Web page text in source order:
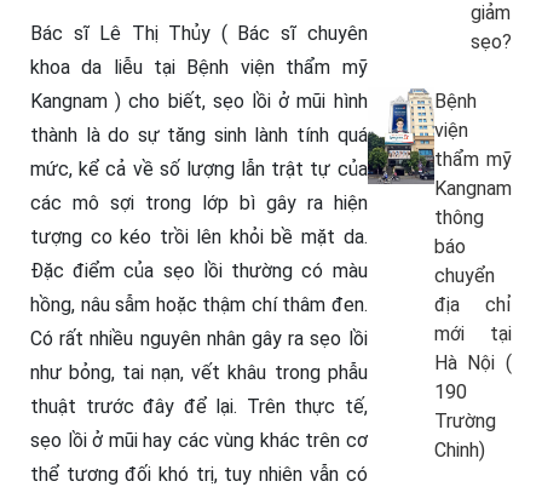
Bác sĩ Lê Thị Thủy ( Bác sĩ chuyên
khoa da liễu tại Bệnh viện thẩm mỹ
Kangnam ) cho biết, sẹo lồi ở mũi hình
thành là do sự tăng sinh lành tính quá
mức, kể cả về số lượng lẫn trật tự của
các mô sợi trong lớp bì gây ra hiện
tượng co kéo trồi lên khỏi bề mặt da.
Đặc điểm của sẹo lồi thường có màu
hồng, nâu sẫm hoặc thậm chí thâm đen.
Có rất nhiều nguyên nhân gây ra sẹo lồi
như bỏng, tai nạn, vết khâu trong phẫu
thuật trước đây để lại. Trên thực tế,
sẹo lồi ở mũi hay các vùng khác trên cơ
thể tương đối khó trị, tuy nhiên vẫn có
giảm
sẹo?
Bệnh
viện
thẩm mỹ
Kangnam
thông
báo
chuyển
địa chỉ
mới tại
Hà Nội (
190
Trường
Chinh)